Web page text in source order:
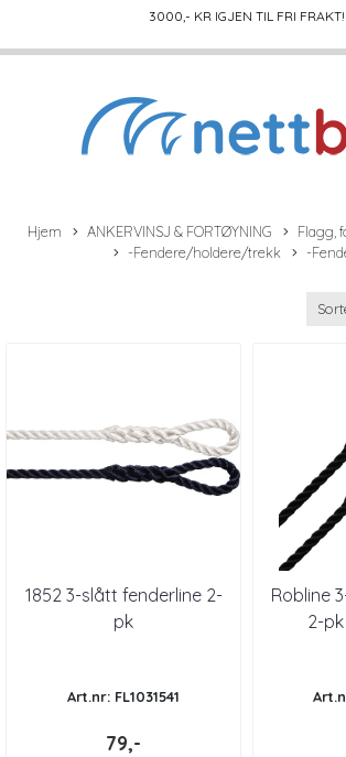
3000,- KR IGJEN TIL FRI FRAKT!
Hjem ANKERVINSJ & FORTØYNING
Flagg,
-Fendere/holdere/trekk
-
1852 3-slått fenderline 2-
pk
Art.nr: FL1031541
79,-
Robline
2-